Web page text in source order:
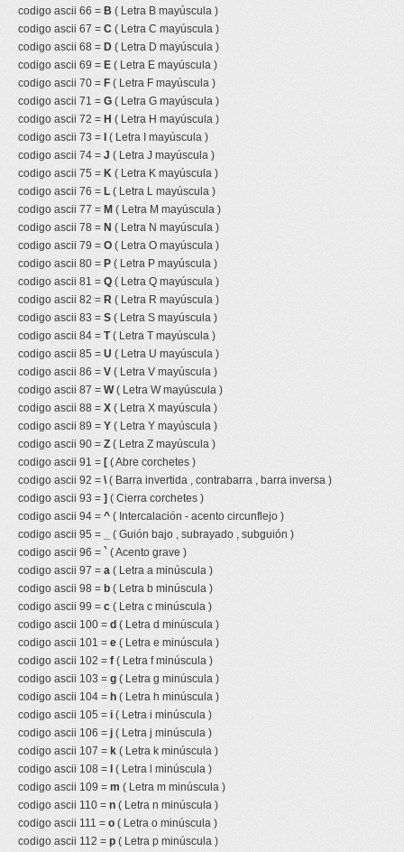
codigo ascii 66 = B ( Letra B mayúscula )
codigo ascii 67 = C ( Letra C mayúscula )
codigo ascii 68 = D ( Letra D mayúscula )
codigo ascii 69 = E ( Letra E mayúscula )
codigo ascii 70 = F ( Letra F mayúscula )
codigo ascii 71 = G ( Letra G mayúscula )
codigo ascii 72 = H ( Letra H mayúscula )
codigo ascii 73 =
( Letra I mayúscula )
codigo ascii 74 = J ( Letra J mayúscula )
codigo ascii 75 = K ( Letra K mayúscula )
codigo ascii 76 = L ( Letra L mayúscula )
codigo ascii 77 = M ( Letra M mayúscula )
codigo ascii 78 = N ( Letra N mayúscula )
codigo ascii 79 = O ( Letra O mayúscula )
codigo ascii 80 = P ( Letra P mayúscula )
codigo ascii 81 = Q ( Letra Q mayúscula )
codigo ascii 82 = R ( Letra R mayúscula )
codigo ascii 83 = S ( Letra S mayúscula )
codigo ascii 84 = T( Letra T mayúscula )
codigo ascii 85 = U ( Letra U mayúscula )
codigo ascii 86 = V ( Letra V mayúscula )
codigo ascii 87 = W( Letra W mayúscula )
codigo ascii 88 = X ( Letra X mayúscula )
codigo ascii 89 = Y ( Letra Y mayúscula )
codigo ascii 90 = Z ( Letra Z mayúscula )
codigo ascii 91 = [ ( Abre corchetes )
codigo ascii 92 = \ ( Barra invertida , contrabarra , barra inversa )
codigo ascii 93 = ] ( Cierra corchetes )
codigo ascii 94 = ^ ( Intercalación - acento circunflejo )
codigo ascii 95 =
( Guión bajo , subrayado , subguión )
codigo ascii 96 = ` ( Acento grave )
codigo ascii 97 = a ( Letra a minúscula )
codigo ascii 98 = b ( Letra b minúscula )
codigo ascii 99 = c ( Letra c minúscula )
codigo ascii 100 = d ( Letra d minúscula )
codigo ascii 101 = e ( Letra e minúscula )
codigo ascii 102 = f ( Letra f minúscula )
codigo ascii 103 = g ( Letra g minúscula )
codigo ascii 104 = h ( Letra h minúscula )
codigo ascii 105 = i ( Letra i minúscula )
codigo ascii 106 = j ( Letra j minúscula )
codigo ascii 107 = k ( Letra k minúscula )
codigo ascii 108 =
( Letra l minúscula )
codigo ascii 109 = m ( Letra m minúscula )
codigo ascii 110 = n ( Letra n minúscula )
codigo ascii 111 = o ( Letra o minúscula )
codigo ascii 112 = p ( Letra p minúscula )